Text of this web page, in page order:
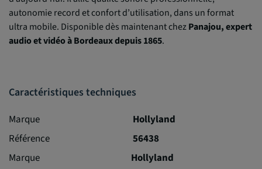
autonomie record et confort d’utilisation, dans un format
ultra mobile. Disponible dès maintenant chezPanajou, expert
audio et vidéo à Bordeaux depuis 1865.
Caractéristiques techniques
Marque
Hollyland
Référence
56438
Marque
Hollyland